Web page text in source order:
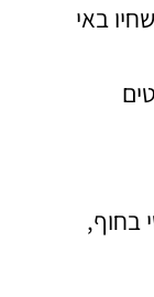
באי
ומונה למעלה מ-3,000 פריטים
בחוף,